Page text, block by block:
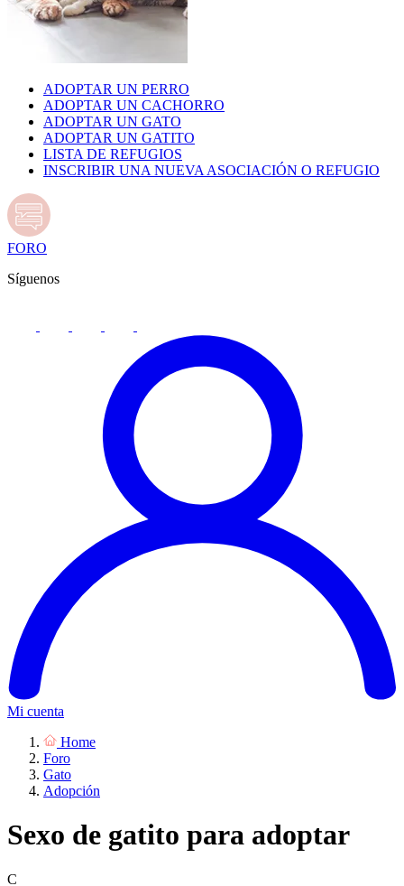
ADOPTAR UN PERRO
ADOPTAR UN CACHORRO
ADOPTAR UN GATO
ADOPTAR UN GATITO
LISTA DE REFUGIOS
INSCRIBIR UNA NUEVA ASOCIACIÓN O REFUGIO
FORO
Síguenos
Mi cuenta
Home
Foro
Gato
Adopción
Sexo de gatito para adoptar
C